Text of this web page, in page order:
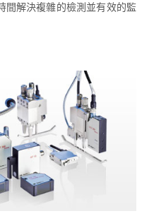
間解決複雜的檢測並有效的監